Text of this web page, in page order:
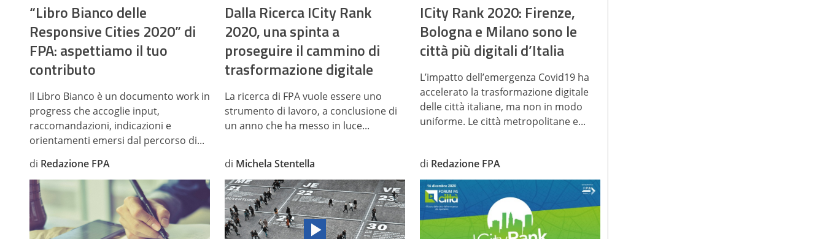
“Libro Bianco delle
Responsive Cities 2020” di
FPA: aspettiamo il tuo
contributo
Il Libro Bianco è un documento work in
progress che accoglie input,
raccomandazioni, indicazioni e
orientamenti emersi dal percorso di...
di Redazione FPA
Dalla Ricerca ICity Rank
2020, una spinta a
proseguire il cammino di
trasformazione digitale
La ricerca di FPA vuole essere uno
strumento di lavoro, a conclusione di
un anno che ha messo in luce...
di Michela Stentella
ICity Rank 2020: Firenze,
Bologna e Milano sono le
città più digitali d’Italia
L’impatto dell’emergenza Covid19 ha
accelerato la trasformazione digitale
delle città italiane, ma non in modo
uniforme. Le città metropolitane e...
di Redazione FPA